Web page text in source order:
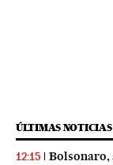
ÚLTIMAS NOTICIAS
12:15 Bolsonaro,